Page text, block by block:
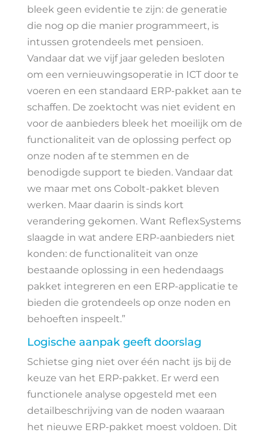
bleek geen evidentie te zijn: de generatie
die nog op die manier programmeert, is
intussen grotendeels met pensioen.
Vandaar dat we vijf jaar geleden besloten
om een vernieuwingsoperatie in ICT door te
voeren en een standaard ERP-pakket aan te
schaffen. De zoektocht was niet evident en
voor de aanbieders bleek het moeilijk om de
functionaliteit van de oplossing perfect op
onze noden af te stemmen en de
benodigde support te bieden. Vandaar dat
we maar met ons Cobolt-pakket bleven
werken. Maar daarin is sinds kort
verandering gekomen. Want ReflexSystems
slaagde in wat andere ERP-aanbieders niet
konden: de functionaliteit van onze
bestaande oplossing in een hedendaags
pakket integreren en een ERP-applicatie te
bieden die grotendeels op onze noden en
behoeften inspeelt.”
Logische aanpak geeft doorslag
Schietse ging niet over één nacht ijs bij de
keuze van het ERP-pakket. Er werd een
functionele analyse opgesteld met een
detailbeschrijving van de noden waaraan
het nieuwe ERP-pakket moest voldoen. Dit